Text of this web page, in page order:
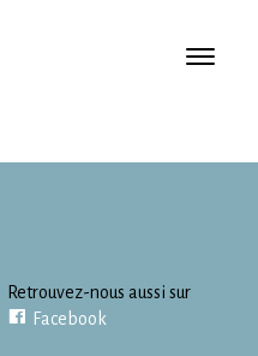
Retrouvez-nous aussi sur
Facebook